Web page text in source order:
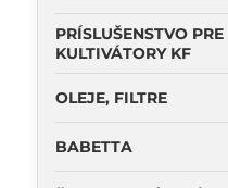
PRÍSLUŠENSTVO PRE
KULTIVÁTORY KF
OLEJE, FILTRE
BABETTA